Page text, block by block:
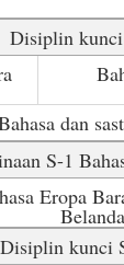
Disiplin kunci
dan
S-1
Eropa
Disiplin kunci